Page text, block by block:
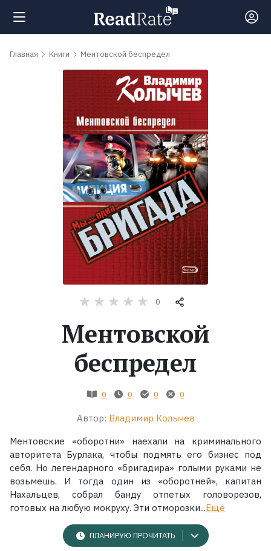
Поиск
Рейтинги
обсуждаемые
Экранизации
Главная Книги Ментовской беспредел
0
Ментовской
беспредел
0 0 0 0
Автор: Владимир Колычев
Ментовские «оборотни» наехали на криминального
авторитета Бурлака, чтобы подмять его бизнес под
себя. Но легендарного «бригадира» голыми руками не
возьмешь. И тогда один из «оборотней», капитан
Нахальцев, собрал банду отпетых головорезов,
готовых на любую мокруху. Эти отморозки...Ещё
ПЛАНИРУЮ ПРОЧИТАТЬ